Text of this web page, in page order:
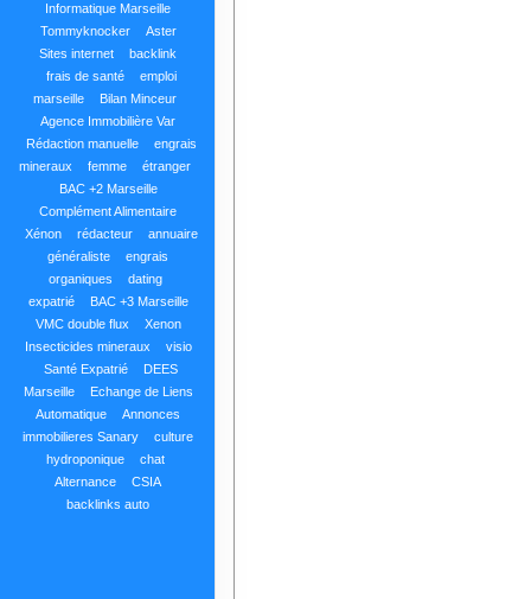
Informatique Marseille
Tommyknocker
Aster
Sites internet
backlink
frais de santé
emploi
marseille
Bilan Minceur
Agence Immobilière Var
Rédaction manuelle
engrais
mineraux
femme
étranger
BAC +2 Marseille
Complément Alimentaire
Xénon
rédacteur
annuaire
généraliste
engrais
organiques
dating
expatrié
BAC +3 Marseille
VMC double flux
Xenon
Insecticides mineraux
visio
Santé Expatrié
DEES
Marseille
Echange de Liens
Automatique
Annonces
immobilieres Sanary
culture
hydroponique
chat
Alternance
CSIA
backlinks auto